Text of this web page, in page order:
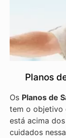
Planos
Os Planos de
tem o objetivo
está acima
cuidados